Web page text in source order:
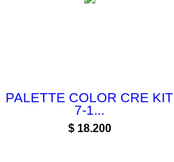
PALETTE COLOR CRE KIT
7-1...
Precio
$ 18.200